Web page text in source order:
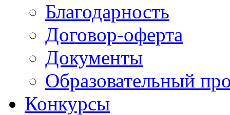
Благодарность
Договор-оферта
Документы
Образовательный
Конкурсы